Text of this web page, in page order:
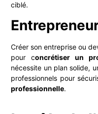
ciblé.
Créer son entreprise ou
pour concrétiser un
nécessite un plan solide,
professionnels pour
professionnelle.